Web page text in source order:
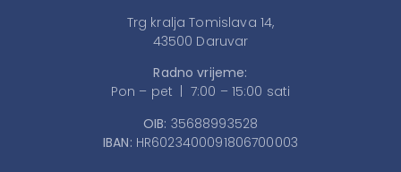
Trg kralja Tomislava 14,
43500 Daruvar
Radno vrijeme:
Pon – pet | 7:00 – 15:00 sati
OIB: 35688993528
IBAN: HR6023400091806700003